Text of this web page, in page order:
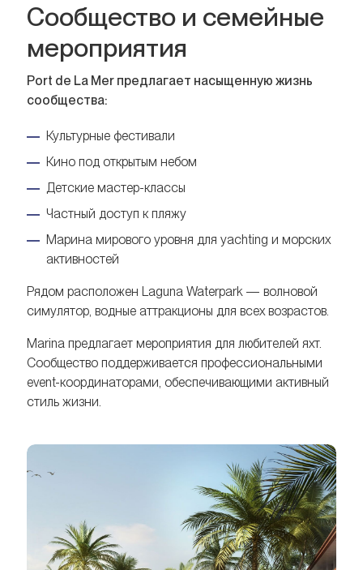
Сообщество и семейные
мероприятия
Port de La Mer предлагает насыщенную жизнь
сообщества:
Культурные фестивали
Кино под открытым небом
Детские мастер-классы
Частный доступ к пляжу
Марина мирового уровня для yachting и морских
активностей
Рядом расположен Laguna Waterpark — волновой
симулятор, водные аттракционы для всех возрастов.
Marina предлагает мероприятия для любителей яхт.
Сообщество поддерживается профессиональными
event-координаторами, обеспечивающими активный
стиль жизни.